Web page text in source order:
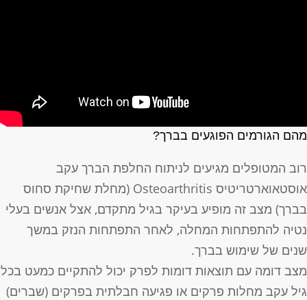
מהם הגורמים הפוגעים בברך?
רוב המטופלים מגיעים לניתוח החלפת הברך עקב
אוסטאוארטריטיס Osteoarthritis (מחלת שחיקת סחוס
בברך) מצב זה מופיע בעיקר בגיל מתקדם, אצל אנשים בעלי
נטיה להתפתחות המחלה, לאחר התפתחות הנזק במשך
שנים של שימוש בברך.
מצב דומה עם תוצאות דומות לפרק יכול להתקיים כמעט בכל
גיל עקב מחלות פרקים או פגיעה חבלתית בפרקים (שברים)